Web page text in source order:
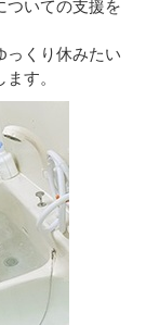
ついての支援を
っくり休みたい
す。